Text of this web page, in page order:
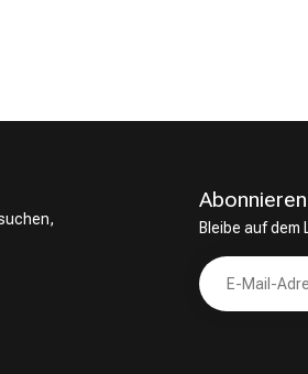
Bleibe auf